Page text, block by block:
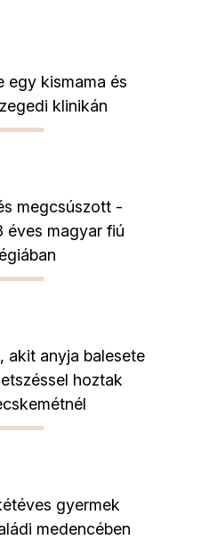
egy kismama és
klinikán
megcsúszott -
éves magyar fiú
akit anyja balesete
hoztak
gyermek
medencében